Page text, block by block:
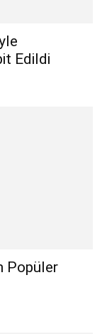
Edildi
Popüler